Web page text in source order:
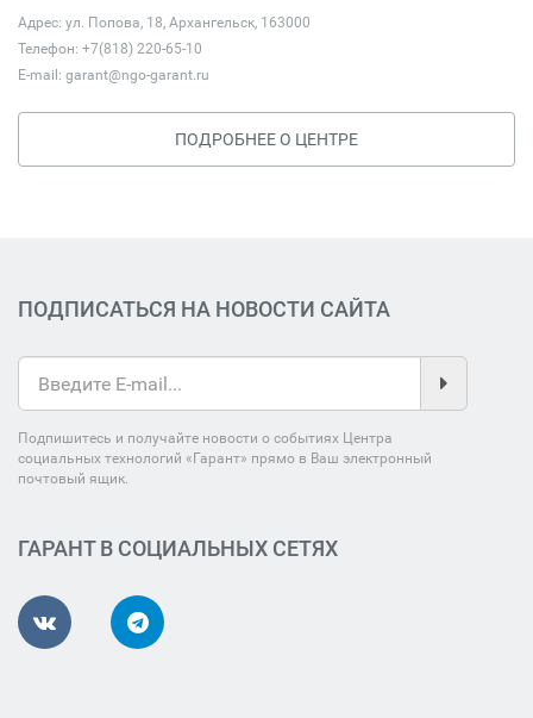
Адрес: ул. Попова, 18, Архангельск, 163000
Телефон: +7(818) 220-65-10
E-mail: garant@ngo-garant.ru
ПОДРОБНЕЕ О ЦЕНТРЕ
ПОДПИСАТЬСЯ НА НОВОСТИ САЙТА
Подпишитесь и получайте новости о событиях Центра
социальных технологий «Гарант» прямо в Ваш электронный
почтовый ящик.
ГАРАНТ В СОЦИАЛЬНЫХ СЕТЯХ